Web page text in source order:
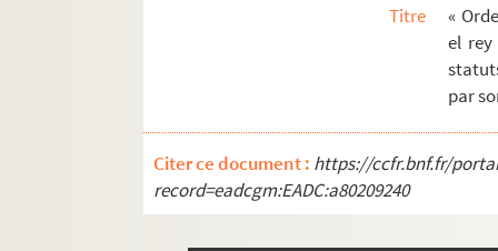
Titre
«
el rey
par
Citer ce document : https://ccfr.bnf.fr/
record=eadcgm:EADC:a80209240